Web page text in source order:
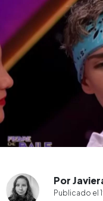
Por
Publicado el